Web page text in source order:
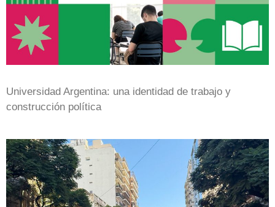
Universidad Argentina: una identidad de trabajo y
construcción política